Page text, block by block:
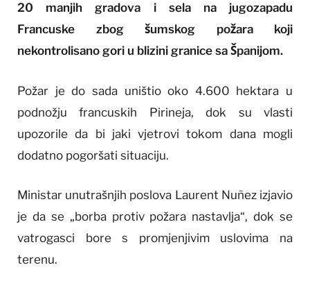
20 manjih gradova i sela na jugozapadu
Francuske zbog šumskog požara koji
nekontrolisano gori u blizini granice sa Španijom.
Požar je do sada uništio oko 4.600 hektara u
podnožju francuskih Pirineja, dok su vlasti
upozorile da bi jaki vjetrovi tokom dana mogli
dodatno pogoršati situaciju.
Ministar unutrašnjih poslova Laurent Nuñez izjavio
je da se „borba protiv požara nastavlja“, dok se
vatrogasci bore s promjenjivim uslovima na
terenu.